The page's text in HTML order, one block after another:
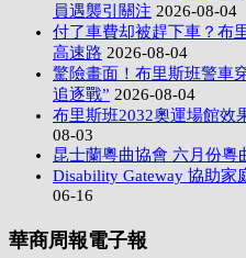
員遇襲引關注 2026-08-04
付了車費却被趕下車？布
高速路 2026-08-04
驚險畫面！布里斯班警車
追逐戰” 2026-08-04
布里斯班2032奧運場館效
08-03
昆士蘭粵曲協會 六月份粵
Disability Gateway 協助
06-16
華商周報電子報